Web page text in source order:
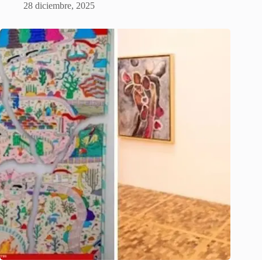
28 diciembre, 2025